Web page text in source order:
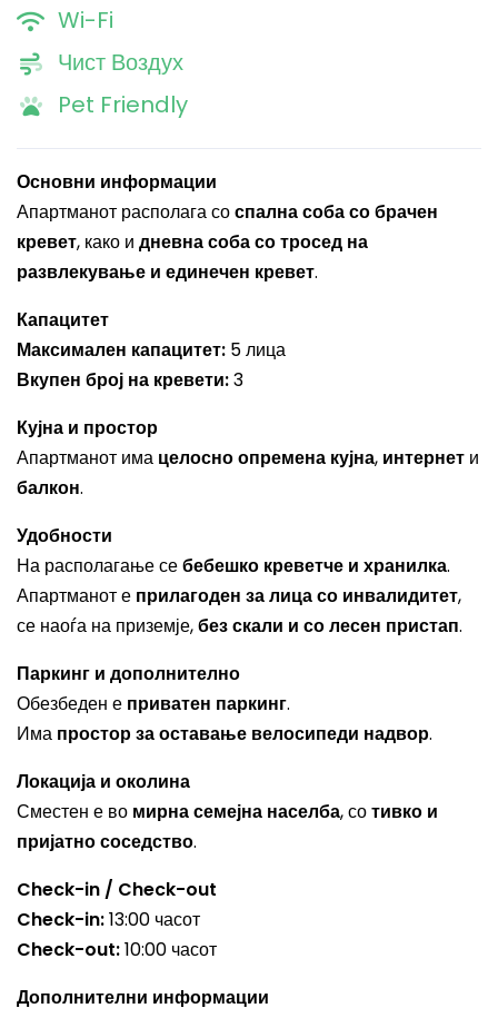
Wi-Fi
Чист Воздух
Pet Friendly
Основни информации
Апартманот располага соспална соба со брачен
кревет, како и дневна соба со тросед на
развлекување и единечен кревет.
Капацитет
Максимален капацитет: 5 лица
Вкупен број на кревети:3
Кујна и простор
Апартманот има целосно опремена кујна, интернет и
балкон.
Удобности
На располагање себебешко креветче и хранилка.
Апартманот е прилагоден за лица со инвалидитет,
се наоѓа на приземје,без скали и со лесен пристап.
Паркинг и дополнително
Обезбеден е приватен паркинг.
Има простор за оставање велосипеди надвор.
Локација и околина
Сместен е во мирна семејна населба, сотивко и
пријатно соседство.
Check-in / Check-out
Check-in:13:00 часот
Check-out:10:00 часот
Дополнителни информации